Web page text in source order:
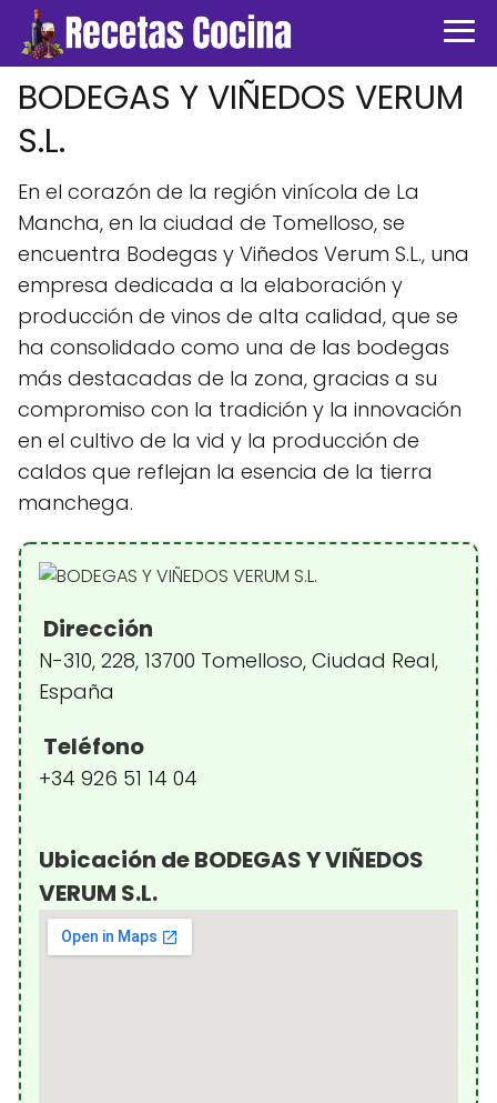
BODEGAS Y VIÑEDOS VERUM
S.L.
En el corazón de la región vinícola de La
Mancha, en la ciudad de Tomelloso, se
encuentra Bodegas y Viñedos Verum S.L., una
empresa dedicada a la elaboración y
producción de vinos de alta calidad, que se
ha consolidado como una de las bodegas
más destacadas de la zona, gracias a su
compromiso con la tradición y la innovación
en el cultivo de la vid y la producción de
caldos que reflejan la esencia de la tierra
manchega.
Dirección
N-310, 228, 13700 Tomelloso, Ciudad Real,
España
Teléfono
+34 926 51 14 04
Ubicación de BODEGAS Y VIÑEDOS
VERUM S.L.